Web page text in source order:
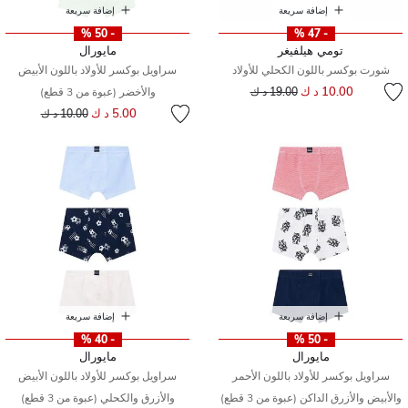
إضافة سريعة
- 47 %
تومي هيلفيغر
شورت بوكسر باللون الكحلي للأولاد
10.00 د ك سعر مخفض من
19.00 د ك
إضافة سريعة
- 50 %
مايورال
سراويل بوكسر للأولاد باللون الأبيض
والأخضر (عبوة من 3 قطع)
5.00 د ك سعر مخفض من
10.00 د ك إلى
إضافة سريعة
- 50 %
مايورال
سراويل بوكسر للأولاد باللون الأحمر
والأبيض والأزرق الداكن (عبوة من 3 قطع)
إضافة سريعة
- 40 %
مايورال
سراويل بوكسر للأولاد باللون الأبيض
والأزرق والكحلي (عبوة من 3 قطع)